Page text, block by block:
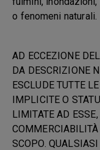
o fenomeni naturali.
AD ECCEZIONE
DA DESCRIZIONE
ESCLUDE TUTTE
IMPLICITE O
LIMITATE AD
SCOPO.